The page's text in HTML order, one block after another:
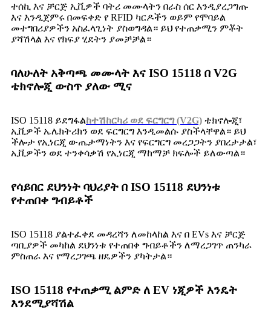
ተሰኪ እና ቻርጅ ኢቪዎች ባትሪ መሙላትን በራስ ሰር እንዲያረጋግጡ
እና እንዲጀምሩ በመፍቀድ የ RFID ካርዶችን ወይም የሞባይል
መተግበሪያዎችን አስፈላጊነት ያስወግዳል። ይህ የተጠቃሚን ምቾት
ያሻሽላል እና የክፍያ ሂደትን ያመቻቻል።
ባለሁለት አቅጣጫ መሙላት እና ISO 15118 በ V2G
ቴክኖሎጂ ውስጥ ያለው ሚና
ISO 15118 ይደግፋልከተሽከርካሪ ወደ ፍርግርግ (V2G) ቴክኖሎጂ፣
ኢቪዎች ኤሌክትሪክን ወደ ፍርግርግ እንዲመልሱ ያስችላቸዋል። ይህ
ችሎታ የኢነርጂ ውጤታማነትን እና የፍርግርግ መረጋጋትን ያበረታታል፣
ኢቪዎችን ወደ ተንቀሳቃሽ የኢነርጂ ማከማቻ ክፍሎች ይለውጣል።
የሳይበር ደህንነት ባህሪያት በ ISO 15118 ደህንነቱ
የተጠበቀ ግብይቶች
ISO 15118 ያልተፈቀደ መዳረሻን ለመከላከል እና በ EVs እና ቻርጅ
ጣቢያዎች መካከል ደህንነቱ የተጠበቀ ግብይቶችን ለማረጋገጥ ጠንካራ
ምስጠራ እና የማረጋገጫ ዘዴዎችን ያካትታል።
ISO 15118 የተጠቃሚ ልምድ ለ EV ነጂዎች እንዴት
እንደሚያሻሽል